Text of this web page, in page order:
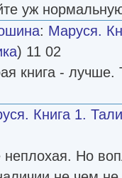
уж
: Маруся.
) 11 02
книга - лучше.
Книга 1.
Но